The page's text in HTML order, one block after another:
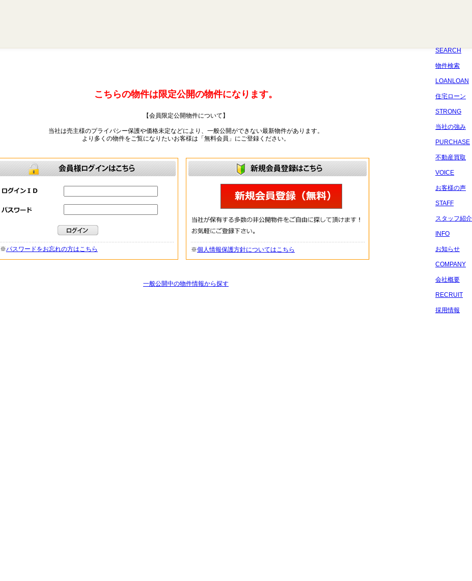
SEARCH
物件検索
LOANLOAN
住宅ローン
STRONG
当社の強み
PURCHASE
不動産買取
VOICE
お客様の声
STAFF
スタッフ紹介
INFO
お知らせ
COMPANY
会社概要
RECRUIT
採用情報
こちらの物件は限定公開の物件になります。
【会員限定公開物件について】
当社は売主様のプライバシー保護や価格未定などにより、一般公開ができない最新物件があります。
より多くの物件をご覧になりたいお客様は「無料会員」にご登録ください。
※パスワードをお忘れの方はこちら ※個人情報保護方針についてはこちら
一般公開中の物件情報から探す